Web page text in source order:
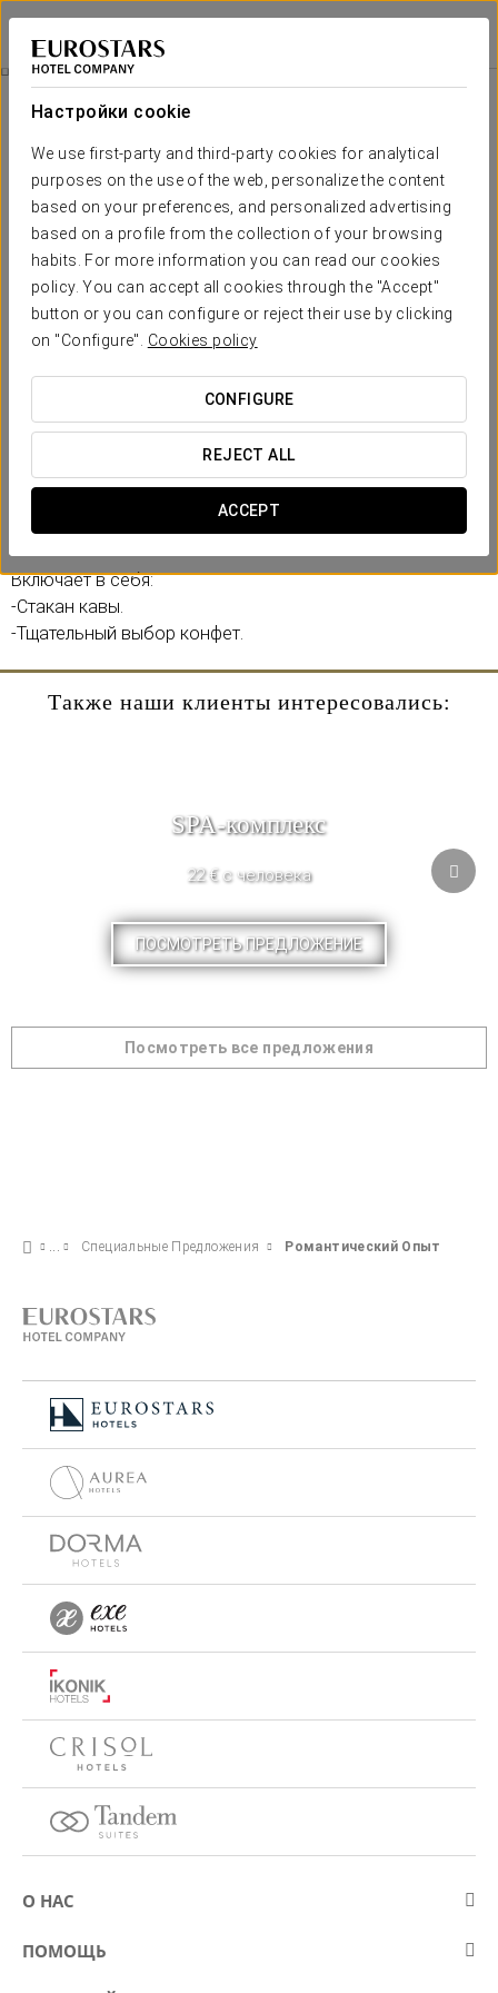
Настройки cookie
We use first-party and third-party cookies for analytical
purposes on the use of the web, personalize the content
based on your preferences, and personalized advertising
based on a profile from the collection of your browsing
habits. For more information you can read our cookies
policy. You can accept all cookies through the "Accept"
button or you can configure or reject their use by clicking
on "Configure". Cookies policy
CONFIGURE
REJECT ALL
ACCEPT
Eurostars Gran Vía
ГРАНАДА
Pомантический Опыт
30 €
Pомантический опыт
Для ещё более особенного пребывания мы предлагаем
вам насладиться нашей романтической программой.
Добавьте её при бронировании и подарите себе деталь,
которая сделает ваше пребывание ещё более
особенным.
Включает в себя:
-Стакан кавы.
-Тщательный выбор конфет.
Также наши клиенты интересовались:
SPA-комплекс
22 € с человека
ПОСМОТРЕТЬ ПРЕДЛОЖЕНИЕ
Посмотреть все предложения
Специальные Предложения Pомантический Опыт
О НАС
О компании Eurostars Hotel Company
ПОМОЩЬ